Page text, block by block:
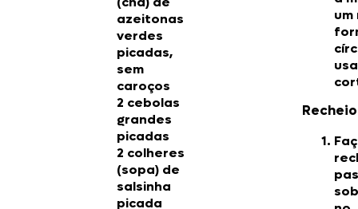
azeitonas
verdes
picadas,
sem
caroços
2 cebolas
grandes
picadas
2 colheres
(sopa) de
salsinha
picada
um
Recheio